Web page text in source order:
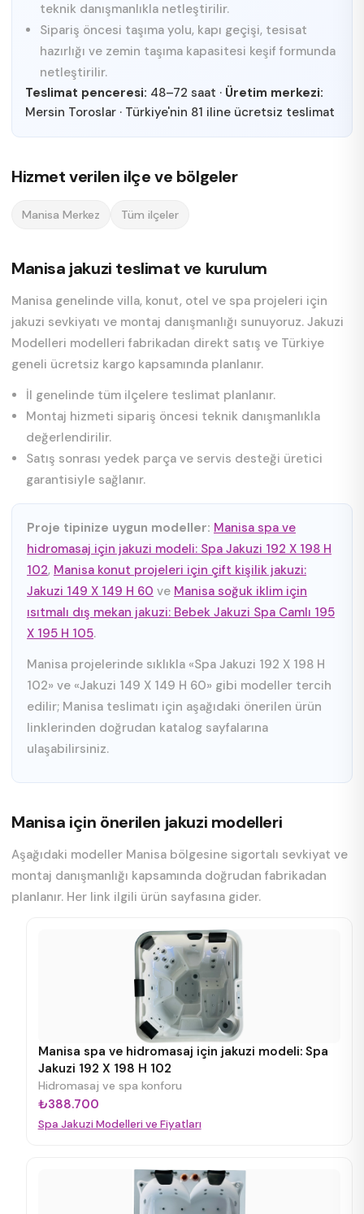
teknik danışmanlıkla netleştirilir.
Sipariş öncesi taşıma yolu, kapı geçişi, tesisat
hazırlığı ve zemin taşıma kapasitesi keşif formunda
netleştirilir.
Teslimat penceresi: 48–72 saat · Üretim merkezi:
Mersin Toroslar · Türkiye'nin 81 iline ücretsiz teslimat
Hizmet verilen ilçe ve bölgeler
Manisa Merkez Tüm ilçeler
Manisa jakuzi teslimat ve kurulum
Manisa genelinde villa, konut, otel ve spa projeleri için
jakuzi sevkiyatı ve montaj danışmanlığı sunuyoruz. Jakuzi
Modelleri modelleri fabrikadan direkt satış ve Türkiye
geneli ücretsiz kargo kapsamında planlanır.
İl genelinde tüm ilçelere teslimat planlanır.
Montaj hizmeti sipariş öncesi teknik danışmanlıkla
değerlendirilir.
Satış sonrası yedek parça ve servis desteği üretici
garantisiyle sağlanır.
Proje tipinize uygun modeller: Manisa spa ve
hidromasaj için jakuzi modeli: Spa Jakuzi 192 X 198 H
102, Manisa konut projeleri için çift kişilik jakuzi:
Jakuzi 149 X 149 H 60 ve Manisa soğuk iklim için
ısıtmalı dış mekan jakuzi: Bebek Jakuzi Spa Camlı 195
X 195 H 105.
Manisa projelerinde sıklıkla «Spa Jakuzi 192 X 198 H
102» ve «Jakuzi 149 X 149 H 60» gibi modeller tercih
edilir; Manisa teslimatı için aşağıdaki önerilen ürün
linklerinden doğrudan katalog sayfalarına
ulaşabilirsiniz.
Manisa için önerilen jakuzi modelleri
Aşağıdaki modeller Manisa bölgesine sigortalı sevkiyat ve
montaj danışmanlığı kapsamında doğrudan fabrikadan
planlanır. Her link ilgili ürün sayfasına gider.
Manisa spa ve hidromasaj için jakuzi modeli: Spa
Jakuzi 192 X 198 H 102
Hidromasaj ve spa konforu
₺388.700
Spa Jakuzi Modelleri ve Fiyatları